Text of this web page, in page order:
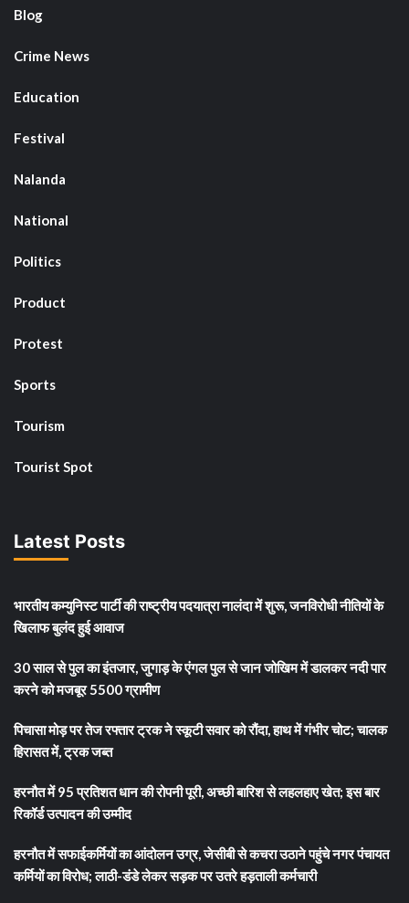
Blog
Crime News
Education
Festival
Nalanda
National
Politics
Product
Protest
Sports
Tourism
Tourist Spot
Latest Posts
भारतीय कम्युनिस्ट पार्टी की राष्ट्रीय पदयात्रा नालंदा में शुरू, जनविरोधी नीतियों के
खिलाफ बुलंद हुई आवाज
30 साल से पुल का इंतजार, जुगाड़ के एंगल पुल से जान जोखिम में डालकर नदी पार
करने को मजबूर 5500 ग्रामीण
पिचासा मोड़ पर तेज रफ्तार ट्रक ने स्कूटी सवार को रौंदा, हाथ में गंभीर चोट; चालक
हिरासत में, ट्रक जब्त
हरनौत में 95 प्रतिशत धान की रोपनी पूरी, अच्छी बारिश से लहलहाए खेत; इस बार
रिकॉर्ड उत्पादन की उम्मीद
हरनौत में सफाईकर्मियों का आंदोलन उग्र, जेसीबी से कचरा उठाने पहुंचे नगर पंचायत
कर्मियों का विरोध; लाठी-डंडे लेकर सड़क पर उतरे हड़ताली कर्मचारी